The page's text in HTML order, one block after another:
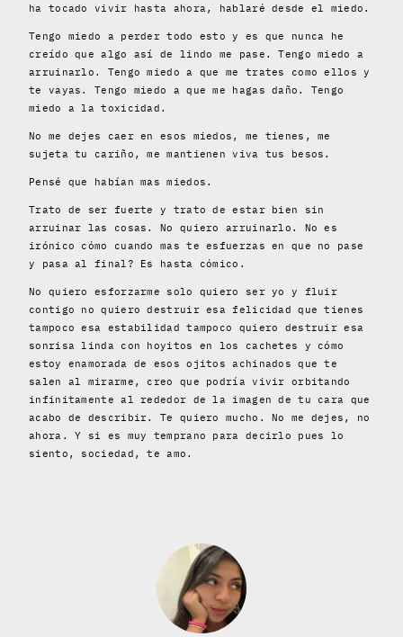
ha tocado vivir hasta ahora, hablaré desde el miedo.
Tengo miedo a perder todo esto y es que nunca he
creído que algo así de lindo me pase. Tengo miedo a
arruinarlo. Tengo miedo a que me trates como ellos y
te vayas. Tengo miedo a que me hagas daño. Tengo
miedo a la toxicidad.
No me dejes caer en esos miedos, me tienes, me
sujeta tu cariño, me mantienen viva tus besos.
Pensé que habían mas miedos.
Trato de ser fuerte y trato de estar bien sin
arruinar las cosas. No quiero arruinarlo. No es
irónico cómo cuando mas te esfuerzas en que no pase
y pasa al final? Es hasta cómico.
No quiero esforzarme solo quiero ser yo y fluir
contigo no quiero destruir esa felicidad que tienes
tampoco esa estabilidad tampoco quiero destruir esa
sonrisa linda con hoyitos en los cachetes y cómo
estoy enamorada de esos ojitos achinados que te
salen al mirarme, creo que podría vivir orbitando
infinitamente al rededor de la imagen de tu cara que
acabo de describir. Te quiero mucho. No me dejes, no
ahora. Y si es muy temprano para decirlo pues lo
siento, sociedad, te amo.